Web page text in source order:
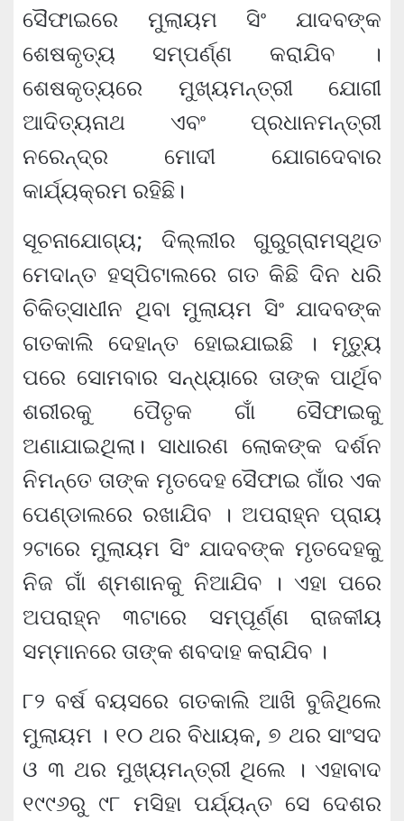
ସୈଫାଇରେ ମୁଲାୟମ ସିଂ ଯାଦବଙ୍କ
ଶେଷକୃତ୍ୟ ସମ୍ପର୍ଣ୍ଣ କରାଯିବ ।
ଶେଷକୃତ୍ୟରେ ମୁଖ୍ୟମନ୍ତ୍ରୀ ଯୋଗୀ
ଆଦିତ୍ୟନାଥ ଏବଂ ପ୍ରଧାନମନ୍ତ୍ରୀ
ନରେନ୍ଦ୍ର ମୋଦୀ ଯୋଗଦେବାର
କାର୍ଯ୍ୟକ୍ରମ ରହିଛି।
ସୂଚନାଯୋଗ୍ୟ; ଦିଲ୍ଲୀର ଗୁରୁଗ୍ରାମସ୍ଥିତ
ମେଦାନ୍ତ ହସ୍ପିଟାଲରେ ଗତ କିଛି ଦିନ ଧରି
ଚିକିତ୍ସାଧୀନ ଥିବା ମୁଲାୟମ ସିଂ ଯାଦବଙ୍କ
ଗତକାଲି ଦେହାନ୍ତ ହୋଇଯାଇଛି । ମୃତ୍ୟୁ
ପରେ ସୋମବାର ସନ୍ଧ୍ୟାରେ ତାଙ୍କ ପାର୍ଥିବ
ଶରୀରକୁ ପୈତୃକ ଗାଁ ସୈଫାଇକୁ
ଅଣାଯାଇଥିଲା। ସାଧାରଣ ଲୋକଙ୍କ ଦର୍ଶନ
ନିମନ୍ତେ ତାଙ୍କ ମୃତଦେହ ସୈଫାଇ ଗାଁର ଏକ
ପେଣ୍ଡାଲରେ ରଖାଯିବ । ଅପରାହ୍ନ ପ୍ରାୟ
୨ଟାରେ ମୁଲାୟମ ସିଂ ଯାଦବଙ୍କ ମୃତଦେହକୁ
ନିଜ ଗାଁ ଶ୍ମଶାନକୁ ନିଆଯିବ । ଏହା ପରେ
ଅପରାହ୍ନ ୩ଟାରେ ସମ୍ପୂର୍ଣ୍ଣ ରାଜକୀୟ
ସମ୍ମାନରେ ତାଙ୍କ ଶବଦାହ କରାଯିବ ।
୮୨ ବର୍ଷ ବୟସରେ ଗତକାଲି ଆଖି ବୁଜିଥିଲେ
ମୁଲାୟମ । ୧୦ ଥର ବିଧାୟକ, ୭ ଥର ସାଂସଦ
ଓ ୩ ଥର ମୁଖ୍ୟମନ୍ତ୍ରୀ ଥିଲେ । ଏହାବାଦ
୧୯୯୬ରୁ ୯୮ ମସିହା ପର୍ଯ୍ୟନ୍ତ ସେ ଦେଶର